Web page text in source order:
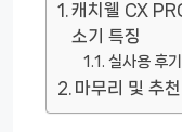
캐치웰 CX
소기 특징
실사용 후기
마무리 및 추천